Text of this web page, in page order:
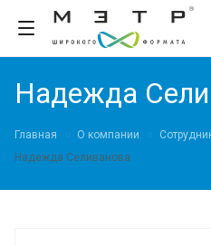
Надежда
Главная О компании
Надежда Селиванова